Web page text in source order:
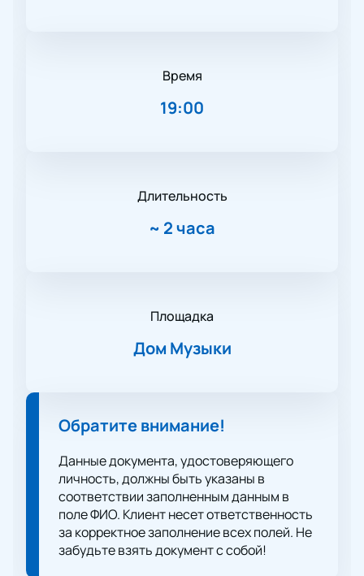
Время
19:00
Длительность
~ 2 часа
Площадка
Дом Музыки
Обратите внимание!
Данные документа, удостоверяющего
личность, должны быть указаны в
соответствии заполненным данным в
поле ФИО. Клиент несет ответственность
за корректное заполнение всех полей. Не
забудьте взять документ с собой!